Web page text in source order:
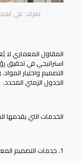
تعرف علي
المقاول المعماري لا
استراتيجي في تحقيق
التصميم واختيار
الجدول الزمني المحدد.
الخدمات التي
1. خدمات التصميم المعماري